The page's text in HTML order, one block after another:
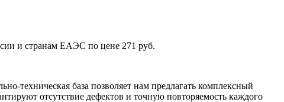
и странам ЕАЭС по цене 271 руб.
техническая база позволяет нам предлагать комплексный
отсутствие дефектов и точную повторяемость каждого